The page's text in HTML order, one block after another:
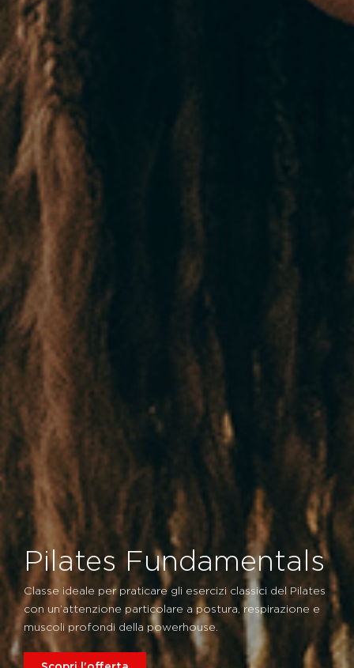
Pilates Fundamentals
Classe ideale per praticare gli esercizi classici del Pilates
con un’attenzione particolare a postura, respirazione e
muscoli profondi della powerhouse.